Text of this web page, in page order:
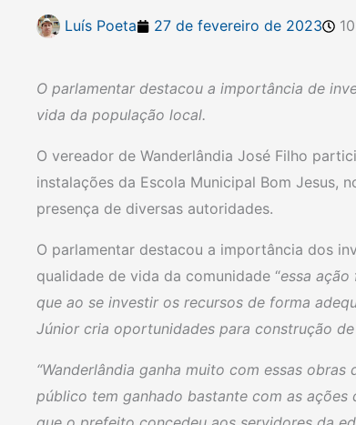
Luís Poeta 27 de fevereiro de 2023
O parlamentar destacou a importância de
vida da população local.
O vereador de Wanderlândia José Filho
instalações da Escola Municipal Bom Jesus,
presença de diversas autoridades.
O parlamentar destacou a importância dos
qualidade de vida da comunidade “essa
que ao se investir os recursos de forma
Júnior cria oportunidades para construção
“Wanderlândia ganha muito com essas
público tem ganhado bastante com as